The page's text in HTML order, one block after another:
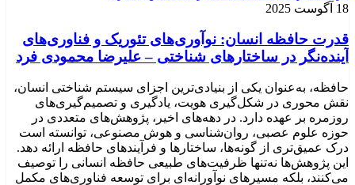
18 آگوست 2025
قدرت حافظه انسان: نوآوری‌های تئوریک و فناوری‌های
آینده‌نگر در ساختارهای شناختی – علیرضا محمودی فرد
حافظه، به‌عنوان یکی از بنیادی‌ترین اجزای سیستم شناختی انسان،
نقش محوری در شکل‌گیری هویت، یادگیری و تصمیم‌گیری‌های
روزمره بر عهده دارد. در دهه‌های اخیر، پژوهش‌های متعددی در
حوزه علوم عصبی، روان‌شناسی و هوش مصنوعی، توانسته‌ است
درک عمیق‌تری از گونه‌ها، ساختارها و فرآیندهای حافظه ارائه دهد.
این پژوهش‌ها نه‌تنها ظرفیت‌های طبیعی حافظه انسانی را توصیف
می‌کنند، بلکه مسیرهای نوآورانه‌ای برای توسعه فناوری‌های مکمل